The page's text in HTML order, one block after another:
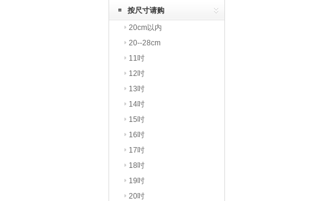
享
按尺寸请购
20cm以内
20--28cm
11吋
12吋
13吋
14吋
15吋
16吋
17吋
18吋
19吋
20吋